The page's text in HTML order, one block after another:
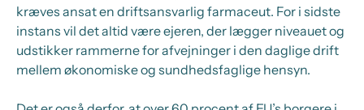
kræves ansat en driftsansvarlig farmaceut. For i sidste
instans vil det altid være ejeren, der lægger niveauet og
udstikker rammerne for afvejninger i den daglige drift
mellem økonomiske og sundhedsfaglige hensyn.